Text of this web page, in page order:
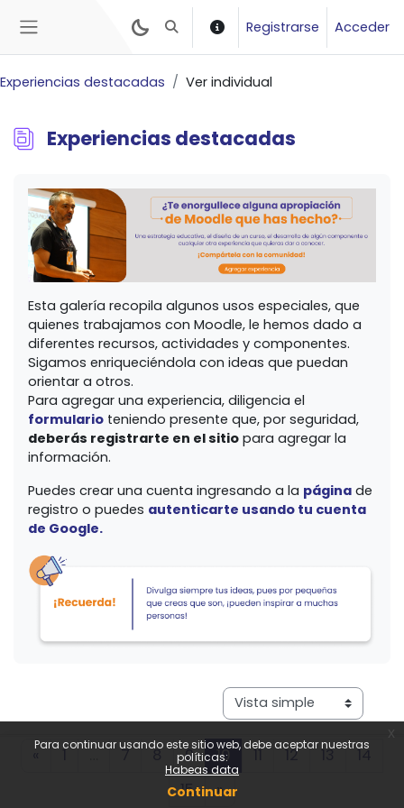
Para continuar usando este sitio web, debe aceptar nuestras
políticas:
Habeas data
Continuar
x
Selector de búsqueda de entrada
Registrarse Acceder
Experiencias destacadas Ver individual
Experiencias destacadas
Esta galería recopila algunos usos especiales, que
quienes trabajamos con Moodle, le hemos dado a
diferentes recursos, actividades y componentes.
Sigamos enriqueciéndola con ideas que puedan
orientar a otros.
Para agregar una experiencia, diligencia el
formulario teniendo presente que, por seguridad,
deberás registrarte en el sitio para agregar la
información.
Puedes crear una cuenta ingresando a la página de
registro o puedes autenticarte usando tu cuenta
de Google.
Ver modo de navegación
Daniel Bastidas
« Página anterior
1Página 1
… 7Página 7
8Página 8
9Página 9
10Página 10
11Página 11
12Página 12
13Página 13
14
15Página 15
»Siguiente página